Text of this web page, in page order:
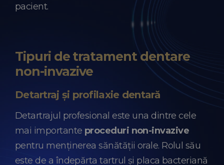
pacient.
Tipuri de tratament dentare
non-invazive
Detartraj și profilaxie dentară
Detartrajul profesional este una dintre cele
mai importante proceduri non-invazive
pentru menținerea sănătății orale. Rolul său
este de a îndepărta tartrul și placa bacteriană